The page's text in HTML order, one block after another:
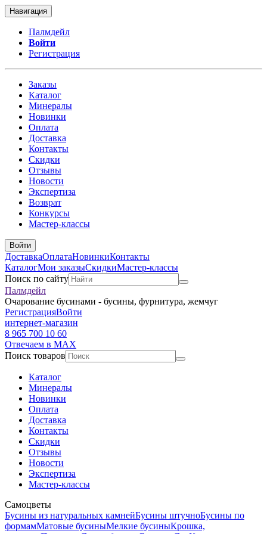
Навигация
Палмдейл
Войти
Регистрация
Заказы
Каталог
Минералы
Новинки
Оплата
Доставка
Контакты
Скидки
Отзывы
Новости
Экспертиза
Возврат
Конкурсы
Мастер-классы
Войти
ДоставкаОплатаНовинкиКонтакты
КаталогМои заказыСкидкиМастер-классы
Поиск по сайту
Палмдейл
Очарование бусинами - бусины, фурнитура, жемчуг
РегистрацияВойти
интернет-магазин
8 965 700 10 60
Отвечаем в MAX
Поиск товаров
Каталог
Минералы
Новинки
Оплата
Доставка
Контакты
Скидки
Отзывы
Новости
Экспертиза
Мастер-классы
Самоцветы
Бусины из натуральных камнейБусины штучноБусины по
формамМатовые бусиныМелкие бусиныКрошка,